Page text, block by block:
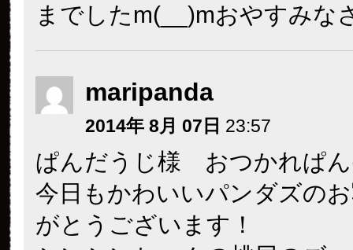
までしたm(__)mおやすみな
maripanda
2014年 8月 07日 23:57
ぱんだうじ様 おつかれぱん
今日もかわいいパンダズの
がとうございます！